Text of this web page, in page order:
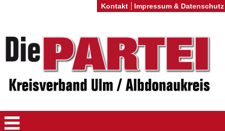
Kontakt Impressum & Datenschutz